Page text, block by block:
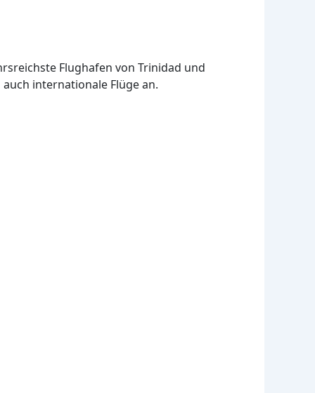
Flughafen von Trinidad und
internationale Flüge an.